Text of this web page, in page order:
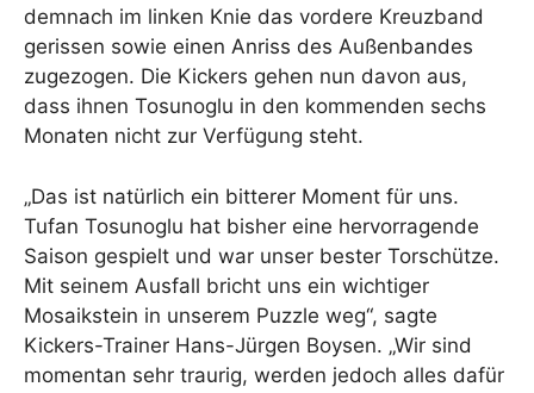
demnach im linken Knie das vordere Kreuzband
gerissen sowie einen Anriss des Außenbandes
zugezogen. Die Kickers gehen nun davon aus,
dass ihnen Tosunoglu in den kommenden sechs
Monaten nicht zur Verfügung steht.
„Das ist natürlich ein bitterer Moment für uns.
Tufan Tosunoglu hat bisher eine hervorragende
Saison gespielt und war unser bester Torschütze.
Mit seinem Ausfall bricht uns ein wichtiger
Mosaikstein in unserem Puzzle weg“, sagte
Kickers-Trainer Hans-Jürgen Boysen. „Wir sind
momentan sehr traurig, werden jedoch alles dafür